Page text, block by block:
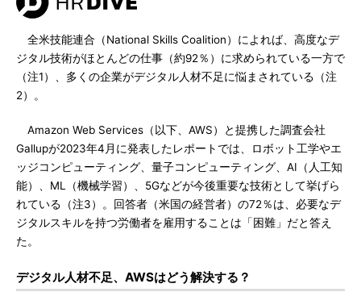
全米技能連合（National Skills Coalition）によれば、高度なデ
ジタル技術がほとんどの仕事（約92％）に求められている一方で
（注1）、多くの企業がデジタル人材不足に悩まされている（注
2）。
Amazon Web Services（以下、AWS）と提携した調査会社
Gallupが2023年4月に発表したレポートでは、ロボット工学やエ
ッジコンピューティング、量子コンピューティング、AI（人工知
能）、ML（機械学習）、5Gなどが今後重要な技術として挙げら
れている（注3）。回答者（米国の経営者）の72％は、必要なデ
ジタルスキルを持つ労働者を雇用することは「困難」だと答え
た。
デジタル人材不足、AWSはどう解決する？